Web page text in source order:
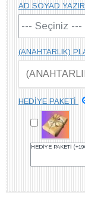
AD SOYAD
(ANAHTARLIK)
HEDİYE PAKETİ
HEDİYE PAKETİ